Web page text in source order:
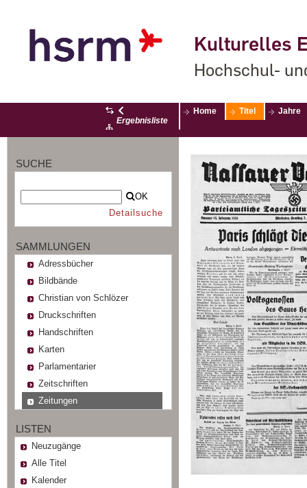
Kulturelles
Hochschul-
Ergebnisliste
Home Titel Jahre
SUCHE
OK
Detailsuche
SAMMLUNGEN
Adressbücher
Bildbände
Christian von Schlözer
Druckschriften
Handschriften
Karten
Parlamentarier
Zeitschriften
Zeitungen
LISTEN
Neuzugänge
Alle Titel
Kalender